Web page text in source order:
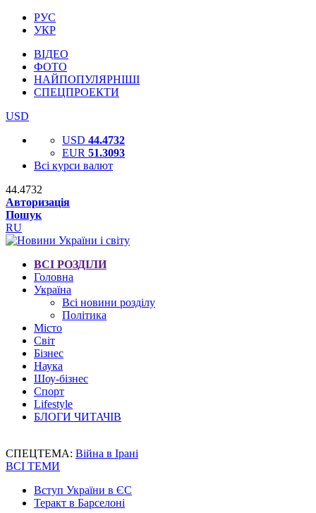
РУС
УКР
ВІДЕО
ФОТО
НАЙПОПУЛЯРНІШІ
СПЕЦПРОЕКТИ
USD
USD 44.4732
EUR 51.3093
Всі курси валют
44.4732
Авторизація
Пошук
RU
ВСІ РОЗДІЛИ
Головна
Україна
Всі новини розділу
Політика
Місто
Світ
Бізнес
Наука
Шоу-бізнес
Спорт
Lifestyle
БЛОГИ ЧИТАЧІВ
СПЕЦТЕМА: Війна в Ірані
ВСІ ТЕМИ
Вступ України в ЄС
Теракт в Барселоні